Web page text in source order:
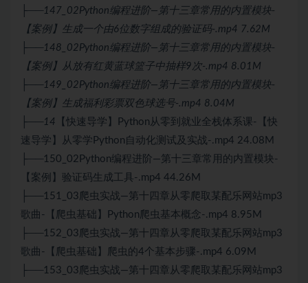
├──147_02Python编程进阶—第十三章常用的内置模块-
【案例】生成一个由6位数字组成的验证码-.mp4 7.62M
├──148_02Python编程进阶—第十三章常用的内置模块-
【案例】从放有红黄蓝球篮子中抽样9次-.mp4 8.01M
├──149_02Python编程进阶—第十三章常用的内置模块-
【案例】生成福利彩票双色球选号-.mp4 8.04M
├──14 【快速导学】Python从零到就业全栈体系课-【快
速导学】从零学Python 自动化测试及实战-.mp4 24.08M
├──150_02Python编程进阶—第十三章常用的内置模块-
【案例】验证码生成工具-.mp4 44.26M
├──151_03爬虫实战—第十四章从零爬取某配乐网站mp3
歌曲-【爬虫基础】Python爬虫基本概念-.mp4 8.95M
├──152_03爬虫实战—第十四章从零爬取某配乐网站mp3
歌曲-【爬虫基础】爬虫的4个基本步骤-.mp4 6.09M
├──153_03爬虫实战—第十四章从零爬取某配乐网站mp3